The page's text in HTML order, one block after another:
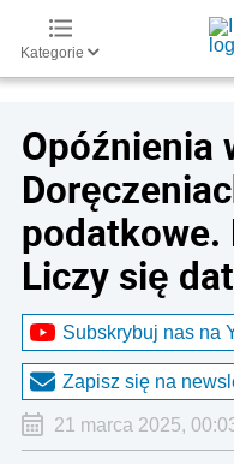
Kategorie
Opóźnienia
podatkowe.
Liczy się
Subskrybuj nas na
Zapisz się na
21 marca 2025,